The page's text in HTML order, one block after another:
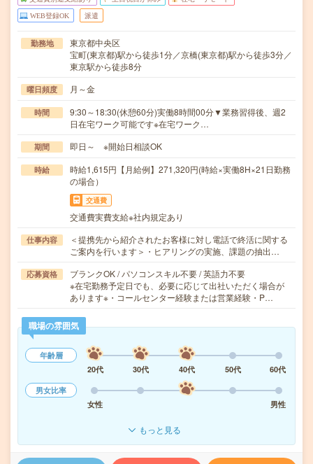
WEB登録OK 派遣
勤務地
東京都中央区
宝町(東京都)駅から徒歩1分／京橋(東京都)駅から徒歩3分／
東京駅から徒歩8分
曜日頻度 月～金
時間
9:30～18:30(休憩60分)実働8時間00分▼業務習得後、週2
日在宅ワーク可能です※在宅ワーク…
期間 即日～ ※開始日相談OK
時給
時給1,615円【月給例】271,320円(時給×実働8H×21日勤務
の場合）
交通費
交通費実費支給※社内規定あり
仕事内容
＜提携先から紹介されたお客様に対し電話で終活に関する
ご案内を行います＞・ヒアリングの実施、課題の抽出…
応募資格
ブランクOK / パソコンスキル不要 / 英語力不要
※在宅勤務予定日でも、必要に応じて出社いただく場合が
あります※・コールセンター経験または営業経験・P…
職場の雰囲気
年齢層
20代
30代 40代 50代
60代
男女比率
女性
男性
もっと見る